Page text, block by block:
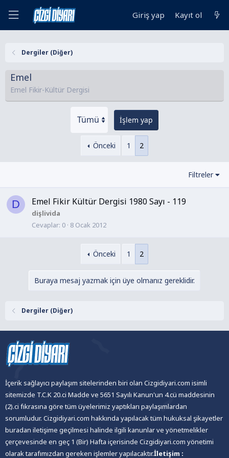
Giriş yap Kayıt ol
Dergiler (Diğer)
Emel
Emel Fikir-Kültür Dergisi
İşlem yap
Önceki 1 2
Filtreler
D Emel Fikir Kültür Dergisi 1980 Sayı - 119
dişlivida
Cevaplar 0 8 Ocak 2012
Önceki 1 2
Buraya mesaj yazmak için üye olmanız gereklidir.
Dergiler (Diğer)
İçerik sağlayıcı paylaşım sitelerinden biri olan Cizgidiyari.com isimli
sitemizde T.C.K 20.ci Madde ve 5651 Sayılı Kanun'un 4.cü maddesinin
(2).ci fıkrasına göre tüm üyelerimiz yaptıkları paylaşımlardan
sorumludur. Cizgidiyari.com hakkında yapılacak tüm hukuksal şikayetler
buradan iletişime geçilmesi halinde ilgili kanunlar ve yönetmelikler
çerçevesinde en geç 1 (Bir) Hafta içerisinde Cizgidiyari.com yönetimi
olarak tarafımızdan gereken işlemler yapılacaktır.İletişim :